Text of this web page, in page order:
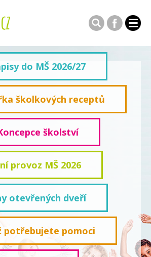
do MŠ 2026/27
školkových receptů
školství
provoz MŠ 2026
otevřených dveří
potřebujete pomoci